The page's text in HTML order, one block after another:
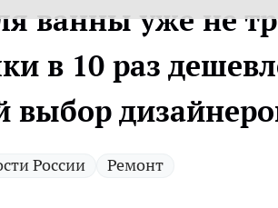
ванны уже не
в 10 раз
выбор
России Ремонт